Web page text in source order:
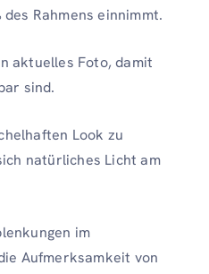
Rahmens einnimmt.
aktuelles Foto, damit
sind.
Look zu
natürliches Licht am
im
Aufmerksamkeit von